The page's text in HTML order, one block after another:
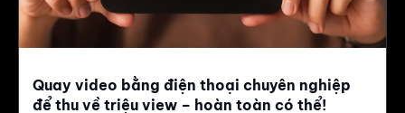
Quay video bằng điện thoại chuyên nghiệp
để thu về triệu view – hoàn toàn có thể!